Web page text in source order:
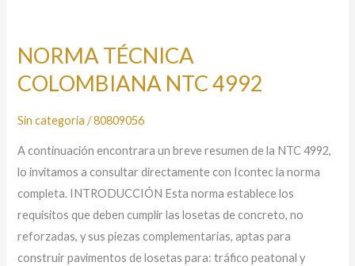
NORMA TÉCNICA
COLOMBIANA NTC 4992
Sin categoría /80809056
A continuación encontrara un breve resumen de la NTC 4992,
lo invitamos a consultar directamente con Icontec la norma
completa. INTRODUCCIÓN Esta norma establece los
requisitos que deben cumplir las losetas de concreto, no
reforzadas, y sus piezas complementarias, aptas para
construir pavimentos de losetas para: tráfico peatonal y
COLOMBIANA
NTC